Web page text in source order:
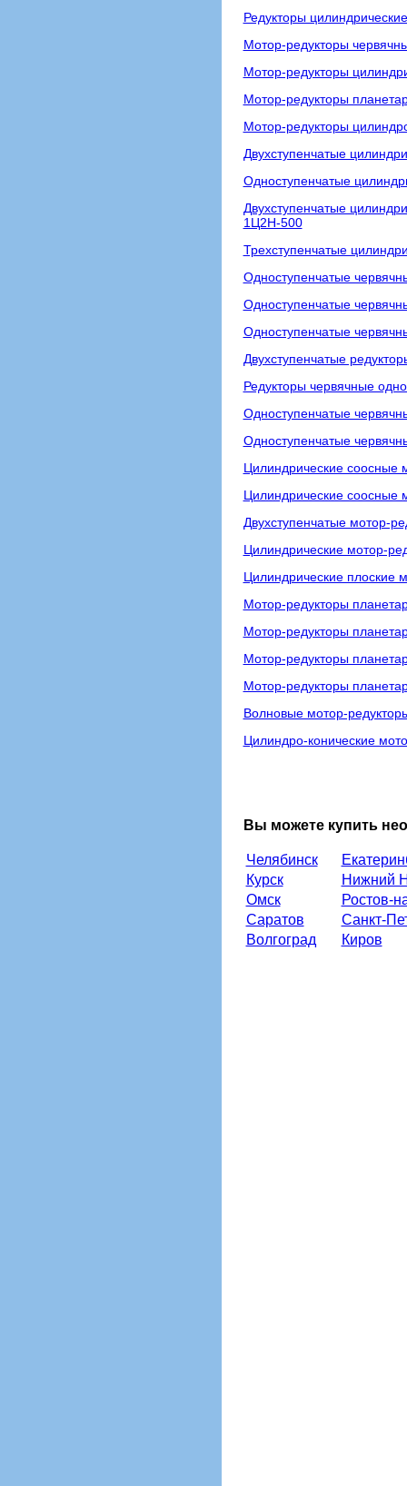
Редукторы цилиндрические
Мотор-редукторы
Мотор-редукторы
Мотор-редукторы
Мотор-редукторы
Двухступенчатые
Одноступенчатые
Двухступенчатые
1Ц2Н-500
Трехступенчатые
Одноступенчатые
Одноступенчатые
Одноступенчатые
Двухступенчатые
Редукторы червячные
Одноступенчатые
Одноступенчатые
Цилиндрические соосные
Цилиндрические соосные
Двухступенчатые
Цилиндрические мотор-
Цилиндрические плоские
Мотор-редукторы
Мотор-редукторы
Мотор-редукторы
Мотор-редукторы
Волновые мотор-
Цилиндро-конические
Вы можете купить
Челябинск
Курск
Нижний
Омск
Ростов-
Саратов
Санкт-
Волгоград
Киров